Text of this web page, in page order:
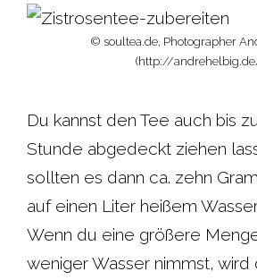
© soultea.de, Photographer
(http://
Du kannst den Tee auch bis
Stunde abgedeckt ziehen
sollten es dann ca. zehn
auf einen Liter heißem
Wenn du eine größere
weniger Wasser nimmst, wird